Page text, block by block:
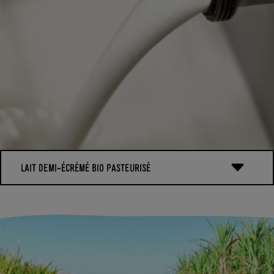
LAIT DEMI-ÉCRÉMÉ BIO PASTEURISÉ
Nous utilisons du lait bio demi-écrémé : le lait arrive entier
dans notre laiterie. Par la suite il est écrémé, c’est-à-dire qu’il
est passé dans une écrémeuse qui va séparer la matière grasse,
la crème, du lait. Cela nous assure d’obtenir le bon niveau de
matière grasse dans chaque yaourt.